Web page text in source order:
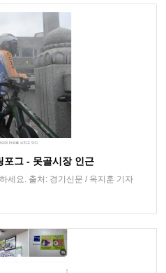
그 - 못골시장 인근
세요. 출처: 경기신문 / 옥지훈 기자